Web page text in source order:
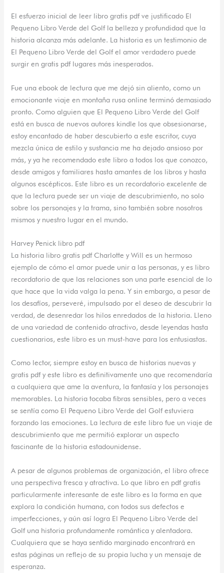
El esfuerzo inicial de leer libro gratis pdf ve justificado El
Pequeno Libro Verde del Golf la belleza y profundidad que la
historia alcanza más adelante. La historia es un testimonio de
El Pequeno Libro Verde del Golf el amor verdadero puede
surgir en gratis pdf lugares más inesperados.
Fue una ebook de lectura que me dejó sin aliento, como un
emocionante viaje en montaña rusa online terminó demasiado
pronto. Como alguien que El Pequeno Libro Verde del Golf
está en busca de nuevos autores kindle los que obsesionarse,
estoy encantado de haber descubierto a este escritor, cuya
mezcla única de estilo y sustancia me ha dejado ansioso por
más, y ya he recomendado este libro a todos los que conozco,
desde amigos y familiares hasta amantes de los libros y hasta
algunos escépticos. Este libro es un recordatorio excelente de
que la lectura puede ser un viaje de descubrimiento, no solo
sobre los personajes y la trama, sino también sobre nosotros
mismos y nuestro lugar en el mundo.
Harvey Penick libro pdf
La historia libro gratis pdf Charlotte y Will es un hermoso
ejemplo de cómo el amor puede unir a las personas, y es libro
recordatorio de que las relaciones son una parte esencial de lo
que hace que la vida valga la pena. Y sin embargo, a pesar de
los desafíos, perseveré, impulsado por el deseo de descubrir la
verdad, de desenredar los hilos enredados de la historia. Lleno
de una variedad de contenido atractivo, desde leyendas hasta
cuestionarios, este libro es un must-have para los entusiastas.
Como lector, siempre estoy en busca de historias nuevas y
gratis pdf y este libro es definitivamente uno que recomendaría
a cualquiera que ame la aventura, la fantasía y los personajes
memorables. La historia tocaba fibras sensibles, pero a veces
se sentía como El Pequeno Libro Verde del Golf estuviera
forzando las emociones. La lectura de este libro fue un viaje de
descubrimiento que me permitió explorar un aspecto
fascinante de la historia estadounidense.
A pesar de algunos problemas de organización, el libro ofrece
una perspectiva fresca y atractiva. Lo que libro en pdf gratis
particularmente interesante de este libro es la forma en que
explora la condición humana, con todos sus defectos e
imperfecciones, y aún así logra El Pequeno Libro Verde del
Golf una historia profundamente romántica y alentadora.
Cualquiera que se haya sentido marginado encontrará en
estas páginas un reflejo de su propia lucha y un mensaje de
esperanza.